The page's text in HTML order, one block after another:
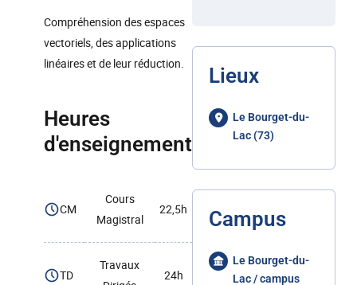
Compréhension des espaces
vectoriels, des applications
linéaires et de leur réduction.
Heures
d'enseignement
CM
Cours
Magistral
22,5h
TD
Travaux
24h
Lieux
Le Bourget-du-
Lac (73)
Campus
Le Bourget-du-
Lac / campus